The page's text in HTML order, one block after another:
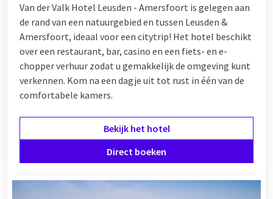
Van der Valk Hotel Leusden - Amersfoort is gelegen aan
de rand van een natuurgebied en tussen Leusden &
Amersfoort, ideaal voor een citytrip! Het hotel beschikt
over een restaurant, bar, casino en een fiets- en e-
chopper verhuur zodat u gemakkelijk de omgeving kunt
verkennen. Kom na een dagje uit tot rust in één van de
comfortabele kamers.
Bekijk het hotel
Direct boeken